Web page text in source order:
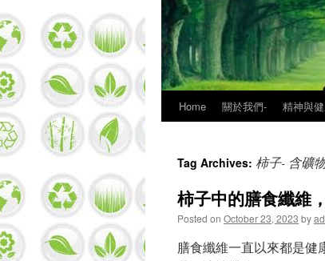
Skip
content
Home 關於我們- 精神與
Tag Archives: 柿子- 含礦
柿子中的膳食纖維
Posted on October 23, 2023 by
膳食纖維一直以來都是健